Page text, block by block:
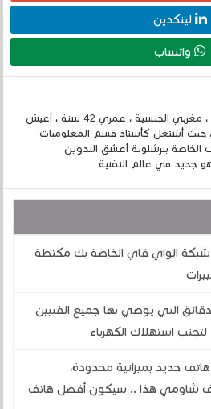
لينكدين
واتساب
إسمي الكامل الحسين مزواد ، مغربي الجنسية ، عمري 42 سنة ، أعيش
، حيث أشتغل كأستاذ قسم المعلوميات
الخاصة ببرشلونة أعشق التدوين
جديد في عالم التقنية
الواي فاي الخاصة بك مكتظة
التي يوصي بها جميع الفنيين
استهلاك الكهرباء
جديد بميزانية محدودة،
شاومي هذا .. سيكون أفضل هاتف